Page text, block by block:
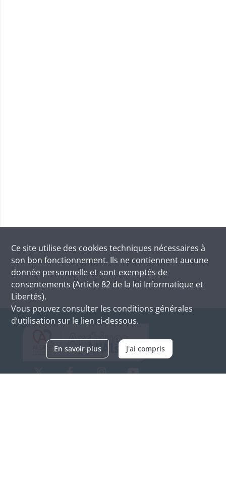
Ce site utilise des cookies techniques nécessaires à
son bon fonctionnement. Ils ne contiennent aucune
donnée personnelle et sont exemptés de
consentements (Article 82 de la loi Informatique et
Libertés).
Vous pouvez consulter les conditions générales
d’utilisation sur le lien ci-dessous.
En savoir plus J'ai compris